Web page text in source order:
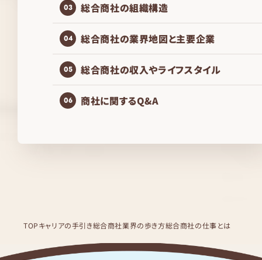
03 総合商社の組織構造
04 総合商社の業界地図と主要企業
05 総合商社の収入やライフスタイル
06 商社に関するQ&A
TOPキャリアの手引き総合商社業界の歩き方総合商社の仕事とは